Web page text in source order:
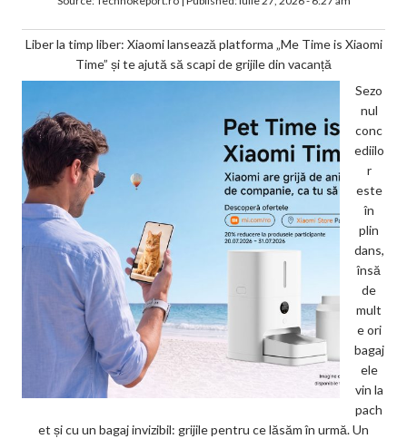
Liber la timp liber: Xiaomi lansează platforma „Me Time is Xiaomi
Time” și te ajută să scapi de grijile din vacanță
Sezo
nul
conc
ediilo
r
este
în
plin
dans,
însă
de
mult
e ori
bagaj
ele
vin la
pach
et și cu un bagaj invizibil: grijile pentru ce lăsăm în urmă. Un